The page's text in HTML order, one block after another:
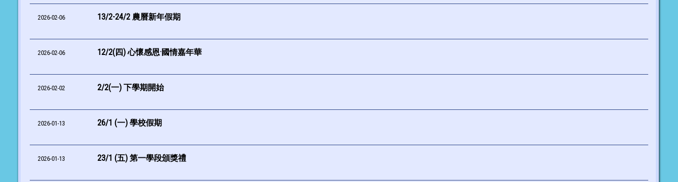
2026-02-06 13/2-24/2 農曆新年假期
2026-02-06 12/2(四) 心懷感恩·國情嘉年華
2026-02-02 2/2(一) 下學期開始
2026-01-13 26/1 (一) 學校假期
2026-01-13 23/1 (五) 第一學段頒獎禮